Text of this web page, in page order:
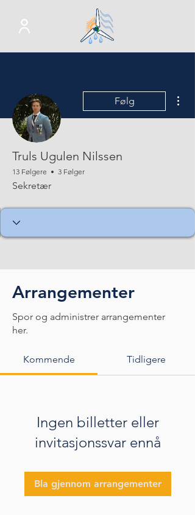
Følg
Truls Ugulen Nilssen
13 Følgere 3 Følger
Sekretær
Arrangementer
Spor og administrer arrangementer
her.
Kommende Tidligere
Ingen billetter eller
invitasjonssvar ennå
Bla gjennom arrangementer